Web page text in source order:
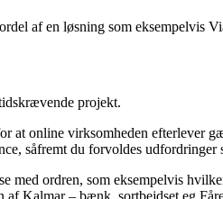
af en løsning som
projekt.
at online virksomheden efterlever
såfremt du forvoldes udfordringer
ordren, som eksempelvis
Kalmar – bænk, sortbejdset eg